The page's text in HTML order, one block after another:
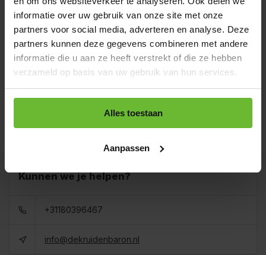
informatie over uw gebruik van onze site met onze
partners voor social media, adverteren en analyse. Deze
partners kunnen deze gegevens combineren met andere
informatie die u aan ze heeft verstrekt of die ze hebben
verzameld op basis van uw gebruik van hun services.
Alles toestaan
Aanpassen
Zakje 100 gram
Op voorraad
€3,50
Totaal:€3,50
Strooibus 400 gram
Totaal:€8,80
Art# 17066K
Kunnen we je helpen?
+31180396467
info@dekruidenbaron.nl